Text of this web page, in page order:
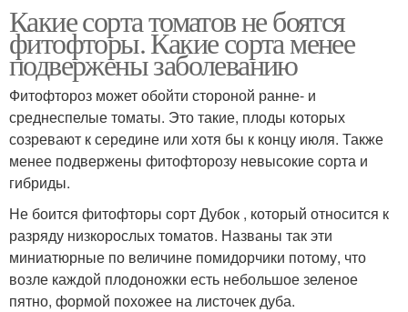
Какие сорта томатов не боятся
фитофторы. Какие сорта менее
подвержены заболеванию
Фитофтороз может обойти стороной ранне- и
среднеспелые томаты. Это такие, плоды которых
созревают к середине или хотя бы к концу июля. Также
менее подвержены фитофторозу невысокие сорта и
гибриды.
Не боится фитофторы сорт Дубок , который относится к
разряду низкорослых томатов. Названы так эти
миниатюрные по величине помидорчики потому, что
возле каждой плодоножки есть небольшое зеленое
пятно, формой похожее на листочек дуба.